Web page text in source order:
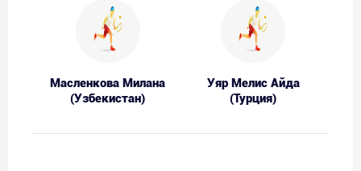
Масленкова Милана
(Узбекистан)
Уяр Мелис Айда
(Турция)